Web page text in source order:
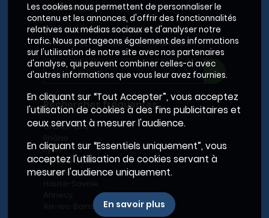
Newsletter
Inscrivez-vous à la newsletter,
et recevez l'actualité immobilière !
Recherches fréquentes
Grand Paris
Lyon
Villeurbanne
Savoie
Aix-les-Bains
Les cookies nous permettent de personnaliser le
contenu et les annonces, d'offrir des fonctionnalités
relatives aux médias sociaux et d'analyser notre
trafic. Nous partageons également des informations
sur l'utilisation de notre site avec nos partenaires
d'analyse, qui peuvent combiner celles-ci avec
d'autres informations que vous leur avez fournies.
En cliquant sur “Tout Accepter”, vous acceptez
l'utilisation de cookies à des fins publicitaires et
ceux servant à mesurer l'audience.
En cliquant sur “Essentiels uniquement”, vous
acceptez l'utilisation de cookies servant à
mesurer l'audience uniquement.
En savoir plus